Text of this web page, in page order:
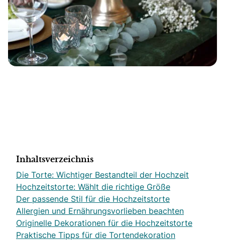
Inhaltsverzeichnis
Die Torte: Wichtiger Bestandteil der Hochzeit
Hochzeitstorte: Wählt die richtige Größe
Der passende Stil für die Hochzeitstorte
Allergien und Ernährungsvorlieben beachten
Originelle Dekorationen für die Hochzeitstorte
Praktische Tipps für die Tortendekoration